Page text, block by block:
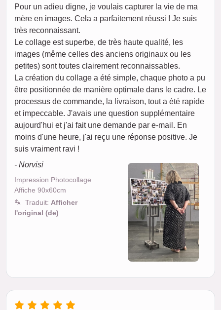
Pour un adieu digne, je voulais capturer la vie de ma
mère en images. Cela a parfaitement réussi ! Je suis
très reconnaissant.
Le collage est superbe, de très haute qualité, les
images (même celles des anciens originaux ou les
petites) sont toutes clairement reconnaissables.
La création du collage a été simple, chaque photo a pu
être positionnée de manière optimale dans le cadre. Le
processus de commande, la livraison, tout a été rapide
et impeccable. J'avais une question supplémentaire
aujourd'hui et j'ai fait une demande par e-mail. En
moins d'une heure, j'ai reçu une réponse positive. Je
suis vraiment ravi !
- Norvisi
Impression Photocollage
Affiche 90x60cm
Traduit: Afficher
l'original (de)